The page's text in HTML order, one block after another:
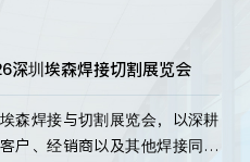
技术。新老客户、行业伙伴、
产…
深圳埃森焊接切割展览会
森焊接与切割展览会，以深耕
户、经销商以及其他焊接同仁